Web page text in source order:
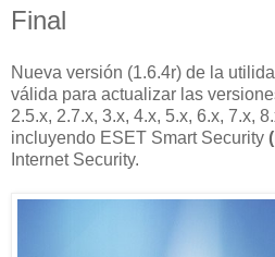
Final
Nueva versión (1.6.4r) de la
válida para actualizar las
2.5.x, 2.7.x, 3.x, 4.x, 5.x, 6.x, 7.x,
incluyendo ESET Smart Security
Internet Security.